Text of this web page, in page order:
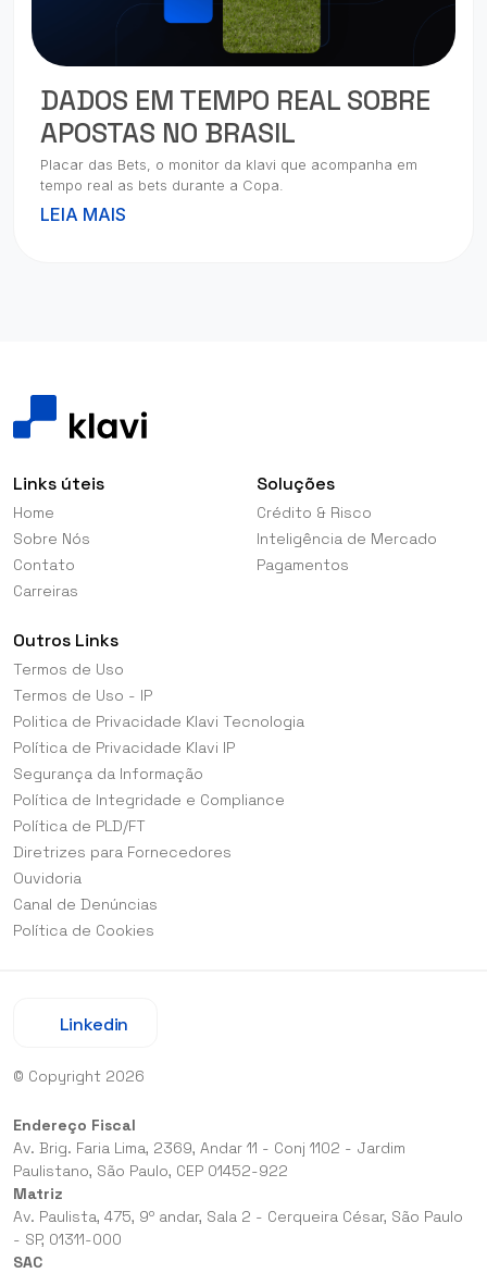
DADOS EM TEMPO REAL SOBRE
APOSTAS NO BRASIL
Placar das Bets, o monitor da klavi que acompanha em
tempo real as bets durante a Copa.
LEIA MAIS
Links úteis
Home
Sobre Nós
Contato
Carreiras
Soluções
Crédito & Risco
Inteligência de Mercado
Pagamentos
Outros Links
Termos de Uso
Termos de Uso - IP
Politica de Privacidade Klavi Tecnologia
Política de Privacidade Klavi IP
Segurança da Informação
Política de Integridade e Compliance
Política de PLD/FT
Diretrizes para Fornecedores
Ouvidoria
Canal de Denúncias
Política de Cookies
Linkedin
© Copyright 2026
Endereço Fiscal
Av. Brig. Faria Lima, 2369, Andar 11 - Conj 1102 - Jardim
Paulistano, São Paulo, CEP 01452-922
Matriz
Av. Paulista, 475, 9º andar, Sala 2 - Cerqueira César, São Paulo
- SP, 01311-000
SAC